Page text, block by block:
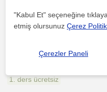
Akçaabat
Ögrencilerime çesitli
anlatiyorum ve anlamadigimiz
1. ders ücretsiz
"Kabul Et" seçeneğine
etmiş olursunuzÇerez
Çerezler Paneli